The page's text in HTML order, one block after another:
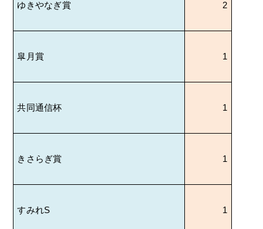
ゆきやなぎ賞 2
皐月賞 1
共同通信杯 1
きさらぎ賞 1
すみれS 1